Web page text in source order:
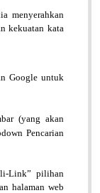
menyerahkan
kekuatan kata
Google untuk
(yang akan
Pencarian
Link” pilihan
halaman web